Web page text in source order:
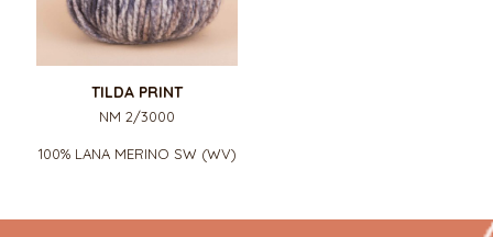
TILDA PRINT
NM 2/3000
100% LANA MERINO SW (WV)